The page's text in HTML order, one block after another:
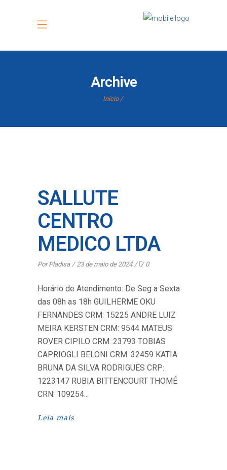
Archive
Início
SALLUTE
CENTRO
MEDICO LTDA
Por Pladisa 23 de maio de 2024 0
Horário de Atendimento: De Seg a Sexta
das 08h as 18h GUILHERME OKU
FERNANDES CRM: 15225 ANDRE LUIZ
MEIRA KERSTEN CRM: 9544 MATEUS
ROVER CIPILO CRM: 23793 TOBIAS
CAPRIOGLI BELONI CRM: 32459 KATIA
BRUNA DA SILVA RODRIGUES CRP:
1223147 RUBIA BITTENCOURT THOMÉ
CRN: 109254
Leia mais